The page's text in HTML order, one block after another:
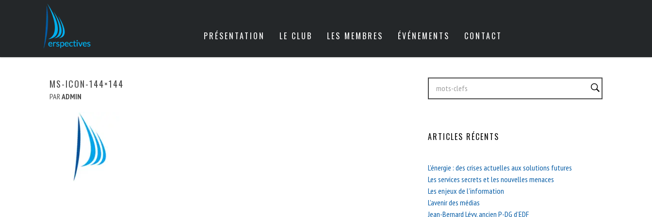
PRÉSENTATION LE CLUB LES MEMBRES ÉVÉNEMENTS CONTACT
MS-ICON-144×144
PARADMIN
ARTICLES RÉCENTS
L’énergie : des crises actuelles aux solutions futures
Les services secrets et les nouvelles menaces
Les enjeux de l’information
L’avenir des médias
Jean-Bernard Lévy, ancien P-DG d’EDF